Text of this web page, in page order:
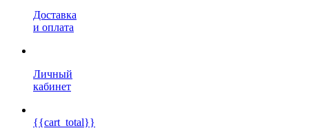
Доставка
и оплата
Личный
кабинет
{{cart_total}}